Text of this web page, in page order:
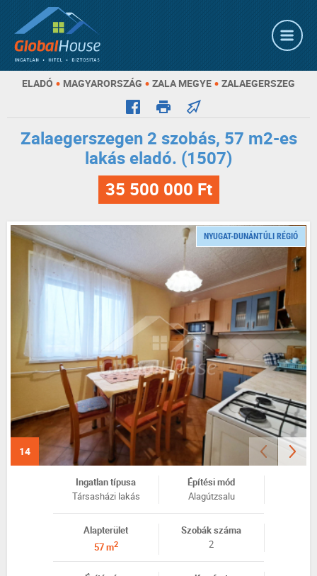
ELADÓ • MAGYARORSZÁG • ZALA MEGYE • ZALAEGERSZEG
Zalaegerszegen 2 szobás, 57 m2-es
lakás eladó. (1507)
35 500 000 Ft
NYUGAT-DUNÁNTÚLI RÉGIÓ
14
Ingatlan típusa
Társasházi lakás
Építési mód
Alagútzsalu
Alapterület
57 m2
Szobák száma
2